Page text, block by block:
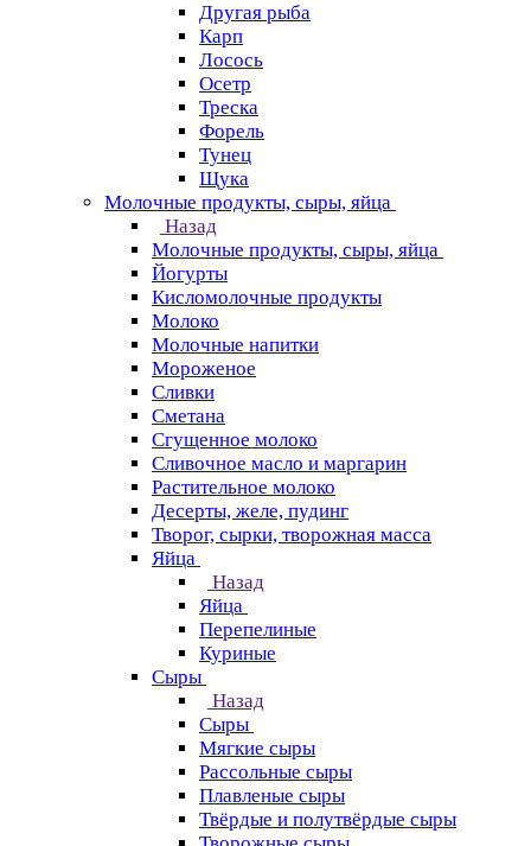
Другая рыба
Карп
Лосось
Осетр
Треска
Форель
Тунец
Щука
Молочные продукты, сыры, яйца
Назад
Молочные продукты, сыры, яйца
Йогурты
Кисломолочные продукты
Молоко
Молочные напитки
Мороженое
Сливки
Сметана
Сгущенное молоко
Сливочное масло и маргарин
Растительное молоко
Десерты, желе, пудинг
Творог, сырки, творожная масса
Яйца
Назад
Яйца
Перепелиные
Куриные
Сыры
Назад
Сыры
Мягкие сыры
Рассольные сыры
Плавленые сыры
Твёрдые и полутвёрдые сыры